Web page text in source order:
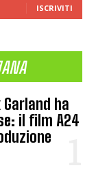
ISCRIVITI
Garland ha
il film A24